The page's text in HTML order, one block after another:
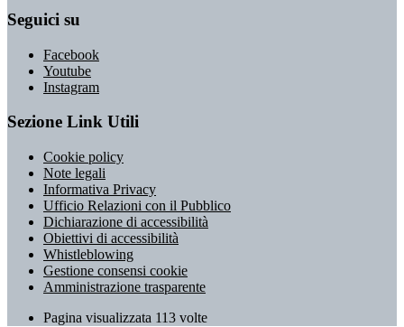
Seguici su
Facebook
Youtube
Instagram
Sezione Link Utili
Cookie policy
Note legali
Informativa Privacy
Ufficio Relazioni con il Pubblico
Dichiarazione di accessibilità
Obiettivi di accessibilità
Whistleblowing
Gestione consensi cookie
Amministrazione trasparente
Pagina visualizzata 113 volte